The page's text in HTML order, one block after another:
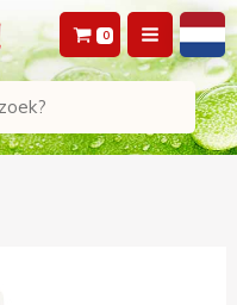
0